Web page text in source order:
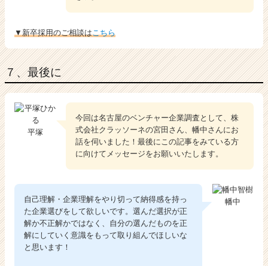
▼新卒採用のご相談はこちら
７、最後に
平塚
今回は名古屋のベンチャー企業調査として、株
式会社クラッソーネの宮田さん、幡中さんにお
話を伺いました！最後にこの記事をみている方
に向けてメッセージをお願いいたします。
幡中
自己理解・企業理解をやり切って納得感を持っ
た企業選びをして欲しいです。選んだ選択が正
解か不正解かではなく、自分の選んだものを正
解にしていく意識をもって取り組んでほしいな
と思います！